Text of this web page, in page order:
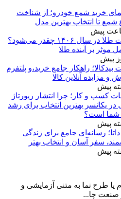
خرید شمع خودرو؛ از شناخت
شمع تا انتخاب بهترین مدل
قیمت طلا در سال ۱۴۰۶ چقدر می‌شود؟
موثر بر آینده طلا
بیدکالا؛ راهکار جامع خرید،و پلتفرم
و مزایده آنلاین کالا
کسب و کار؛ چرا انتشار رپورتاژ
در یکانسر بهترین انتخاب برای رشد
شما است؟
رسانه‌ای جامع برای زندگی
سفر آسان و انتخاب بهتر
یا طرح‌ نما به متنی آزمایشی و
صنعت چا...